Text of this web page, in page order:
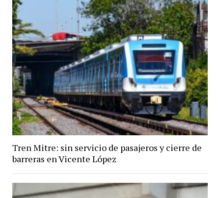
Tren Mitre: sin servicio de pasajeros y cierre de
barreras en Vicente López